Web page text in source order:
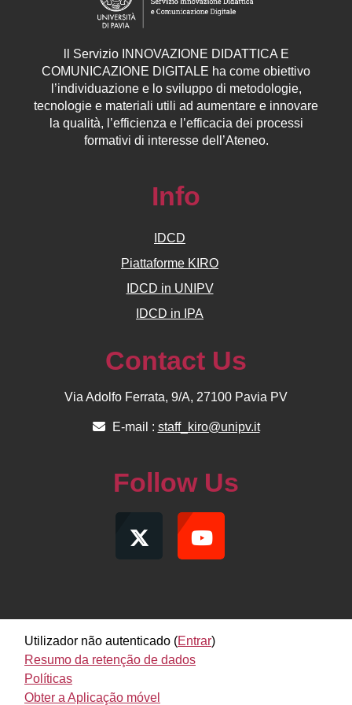
Servizio INNOVAZIONE DIDATTICA E
COMUNICAZIONE DIGITALE ha come obiettivo
l’individuazione e lo sviluppo di metodologie,
tecnologie e materiali utili ad aumentare e innovare
la qualità, l’efficienza e l’efficacia dei processi
formativi di interesse dell’Ateneo.
Info
IDCD
Piattaforme KIRO
IDCD in UNIPV
IDCD in IPA
Contact Us
Via Adolfo Ferrata, 9/A, 27100 Pavia PV
E-mail : staff_kiro@unipv.it
Follow Us
Utilizador não autenticado (Entrar)
Resumo da retenção de dados
Políticas
Obter a Aplicação móvel